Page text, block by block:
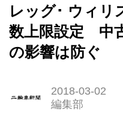
レッグ･ ウィリ
数上限設定 中
の影響は防ぐ
2018-03-02
編集部